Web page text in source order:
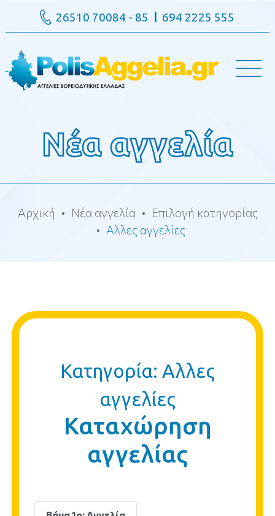
26510 70084 - 85 694 2225 555
Νέα αγγελία
Αρχική Νέα αγγελία
Επιλογή κατηγορίας
Αλλες αγγελίες
Κατηγορία: Αλλες
αγγελίες
Καταχώρηση
αγγελίας